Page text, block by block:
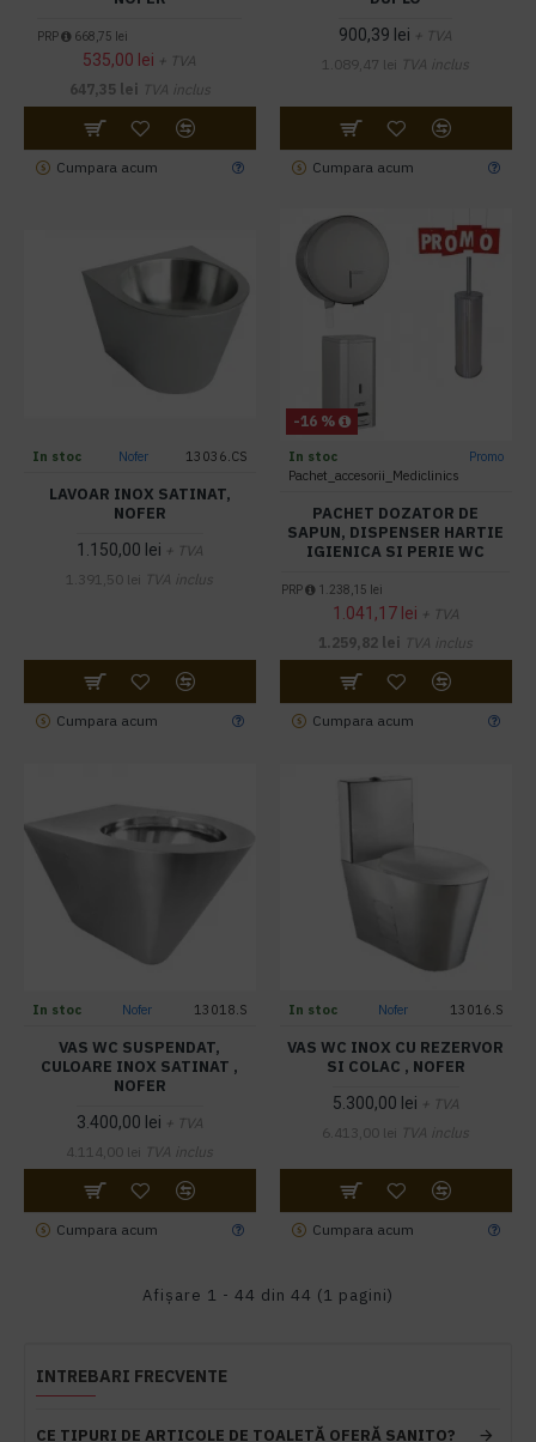
PRP 668,75 lei
535,00 lei + TVA
647,35 lei TVA inclus
Cumpara acum
900,39 lei + TVA
1.089,47 lei TVA inclus
Cumpara acum
In stoc Nofer 13036.CS
LAVOAR INOX SATINAT,
NOFER
1.150,00 lei + TVA
1.391,50 lei TVA inclus
Cumpara acum
-16 %
In stoc
Promo
Pachet_accesorii_Mediclinics
PACHET DOZATOR DE
SAPUN, DISPENSER HARTIE
IGIENICA SI PERIE WC
PRP 1.238,15 lei
1.041,17 lei + TVA
1.259,82 lei TVA inclus
Cumpara acum
In stoc Nofer 13018.S
VAS WC SUSPENDAT,
CULOARE INOX SATINAT ,
NOFER
3.400,00 lei + TVA
4.114,00 lei TVA inclus
Cumpara acum
In stoc Nofer 13016.S
VAS WC INOX CU REZERVOR
SI COLAC , NOFER
5.300,00 lei + TVA
6.413,00 lei TVA inclus
Cumpara acum
Afişare 1 - 44 din 44 (1 pagini)
INTREBARI FRECVENTE
CE TIPURI DE ARTICOLE DE TOALETĂ OFERĂ SANITO?